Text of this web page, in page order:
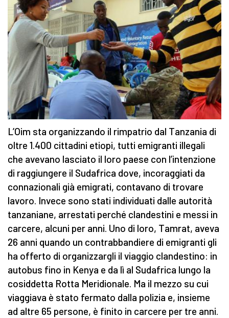
L’Oim sta organizzando il rimpatrio dal Tanzania di
oltre 1.400 cittadini etiopi, tutti emigranti illegali
che avevano lasciato il loro paese con l’intenzione
di raggiungere il Sudafrica dove, incoraggiati da
connazionali già emigrati, contavano di trovare
lavoro. Invece sono stati individuati dalle autorità
tanzaniane, arrestati perché clandestini e messi in
carcere, alcuni per anni. Uno di loro, Tamrat, aveva
26 anni quando un contrabbandiere di emigranti gli
ha offerto di organizzargli il viaggio clandestino: in
autobus fino in Kenya e da lì al Sudafrica lungo la
cosiddetta Rotta Meridionale. Ma il mezzo su cui
viaggiava è stato fermato dalla polizia e, insieme
ad altre 65 persone, è finito in carcere per tre anni.